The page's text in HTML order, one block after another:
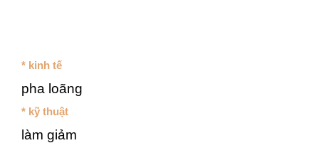
* kinh tế
pha loãng
* kỹ thuật
làm giảm